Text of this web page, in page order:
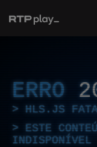
ERRO
HLS.JS
ESTE
INDISPONÍVEL